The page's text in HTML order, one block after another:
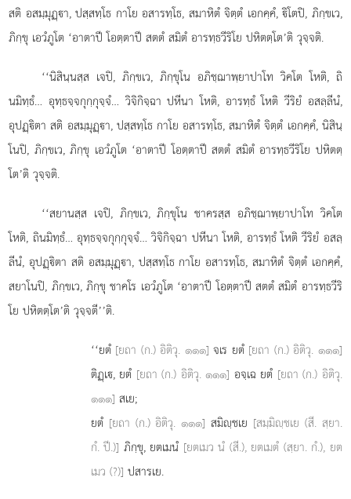
สติ อสมฺมุฏฺา, ปสฺสทฺโธ กาโย อสารทฺโธ, สมาหิตํจิตฺตํ เอกคฺคํ, ิโตปิ, ภิกฺขเว,
ภิกฺขุ เอวํภูโต ‘อาตาปี โอตฺตาปี สตตํ สมิตํ อารทฺธวีริโย ปหิตตฺโต’ติ วุจฺจติ.
‘‘นิสินฺนสฺส เจปิ, ภิกฺขเว, ภิกฺขุโน อภิชฺฌาพฺยาปาโท วิคโต โหติ, ถิ
นมิทฺธํ… อุทฺธจฺจกุกฺกุจฺจํ… วิจิกิจฺฉา ปหีนา โหติ, อารทฺธํ โหติ วีริยํ อสลฺลีนํ,
อุปฏฺิตา สติ อสมฺมุฏฺา, ปสฺสทฺโธ กาโย อสารทฺโธ, สมาหิตํ จิตฺตํ เอกคฺคํ, นิสินฺ
โนปิ, ภิกฺขเว, ภิกฺขุ เอวํภูโต ‘อาตาปี โอตฺตาปี สตตํ สมิตํ อารทฺธวีริโย ปหิตตฺ
โต’ติ วุจฺจติ.
‘‘สยานสฺส เจปิ, ภิกฺขเว, ภิกฺขุโน ชาครสฺส อภิชฺฌาพฺยาปาโท วิคโต
โหติ, ถินมิทฺธํ… อุทฺธจฺจกุกฺกุจฺจํ… วิจิกิจฺฉา ปหีนา โหติ, อารทฺธํ โหติ วีริยํ อสลฺ
ลีนํ, อุปฏฺิตา สติ อสมฺมุฏฺา, ปสฺสทฺโธ กาโย อสารทฺโธ, สมาหิตํ จิตฺตํ เอกคฺคํ,
สยาโนปิ, ภิกฺขเว, ภิกฺขุ ชาคโร เอวํภูโต ‘อาตาปี โอตฺตาปี สตตํ สมิตํ อารทฺธวีริ
โย ปหิตตฺโต’ติ วุจฺจตี’’ติ.
‘‘ยตํ [ยถา (ก.) อิติวุ. ๑๑๑] จเร ยตํ [ยถา (ก.) อิติวุ. ๑๑๑]
ติฏฺเ, ยตํ [ยถา (ก.) อิติวุ. ๑๑๑] อจฺเฉ ยตํ [ยถา (ก.) อิติวุ.
๑๑๑] สเย;
ยตํ [ยถา (ก.) อิติวุ. ๑๑๑] สมิฺชเย [สมฺมิฺชเย (สี. สฺยา.
กํ. ปี.)] ภิกฺขุ, ยตเมนํ [ยตเมว นํ (สี.), ยตเมตํ (สฺยา. กํ.), ยต
เมว (?)] ปสารเย.